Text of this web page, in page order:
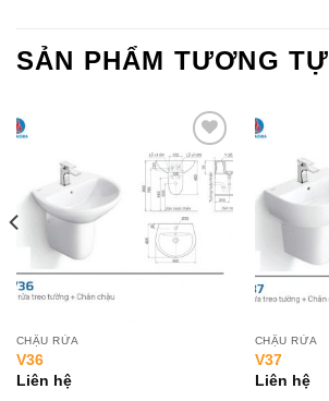
SẢN PHẨM TƯƠNG TỰ
Add to
Wishlist
CHẬU RỬA
V36
Liên hệ
CHẬU RỬA
V37
Liên hệ